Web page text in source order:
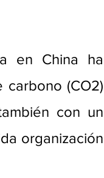
en China ha
(CO2)
con un